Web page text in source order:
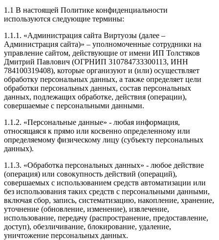
1.1 В настоящей Политике конфиденциальности
используются следующие термины:
1.1.1. «Администрация сайта Виртуозы (далее –
Администрация сайта)» – уполномоченные сотрудники на
управление сайтом, действующие от имени ИП Толстяков
Дмитрий Павлович (ОГРНИП 310784733300113, ИНН
784100319408), которые организуют и (или) осуществляет
обработку персональных данных, а также определяет цели
обработки персональных данных, состав персональных
данных, подлежащих обработке, действия (операции),
совершаемые с персональными данными.
1.1.2. «Персональные данные» - любая информация,
относящаяся к прямо или косвенно определенному или
определяемому физическому лицу (субъекту персональных
данных).
1.1.3. «Обработка персональных данных» - любое действие
(операция) или совокупность действий (операций),
совершаемых с использованием средств автоматизации или
без использования таких средств с персональными данными,
включая сбор, запись, систематизацию, накопление, хранение,
уточнение (обновление, изменение), извлечение,
использование, передачу (распространение, предоставление,
доступ), обезличивание, блокирование, удаление,
уничтожение персональных данных.